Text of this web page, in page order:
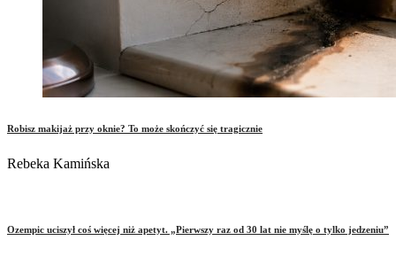
Robisz makijaż przy oknie? To może skończyć się tragicznie
Rebeka Kamińska
Ozempic uciszył coś więcej niż apetyt. „Pierwszy raz od 30 lat nie myślę o tylko jedzeniu”